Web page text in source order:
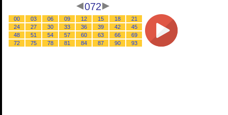
072
00 03 06 09 12 15 18
21
24
27 30 33 36 39 42
45
48
51 54 57 60 63 66
69
72
75 78 81 84 87 90 93